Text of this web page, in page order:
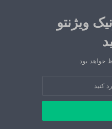
ویژنتو
خواهد بود